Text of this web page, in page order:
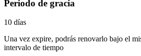
Periodo de gracia
10 días
Una vez expire, podrás renovarlo bajo el
intervalo de tiempo